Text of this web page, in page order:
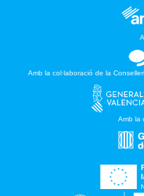
Amb la col·laboració de la
Amb la